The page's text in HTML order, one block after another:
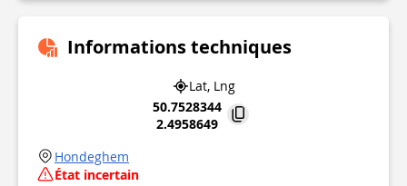
Informations techniques
Lat, Lng
50.7528344
2.4958649
Hondeghem
État incertain